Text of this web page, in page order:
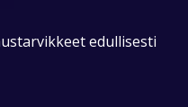
edullisesti